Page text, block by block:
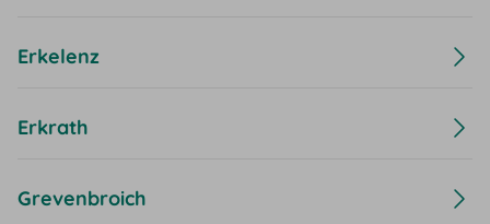
Erkelenz
Erkrath
Grevenbroich